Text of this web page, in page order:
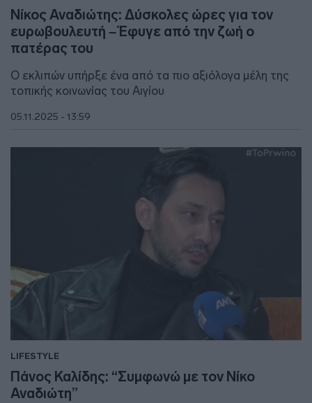
Νίκος Αναδιώτης: Δύσκολες ώρες για τον
ευρωβουλευτή – Έφυγε από την ζωή ο
πατέρας του
Ο εκλιπών υπήρξε ένα από τα πιο αξιόλογα μέλη της
τοπικής κοινωνίας του Αιγίου
05.11.2025 - 13:59
LIFESTYLE
Πάνος Καλίδης: “Συμφωνώ με τον Νίκο
Αναδιώτη”